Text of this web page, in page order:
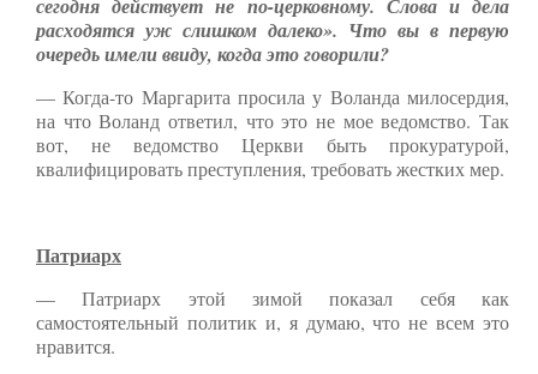
сегодня действует не по-церковному. Слова и дела
расходятся уж слишком далеко». Что вы в первую
очередь имели ввиду, когда это говорили?
— Когда-то Маргарита просила у Воланда милосердия,
на что Воланд ответил, что это не мое ведомство. Так
вот, не ведомство Церкви быть прокуратурой,
квалифицировать преступления, требовать жестких мер.
Патриарх
— Патриарх этой зимой показал себя как
самостоятельный политик и, я думаю, что не всем это
нравится.